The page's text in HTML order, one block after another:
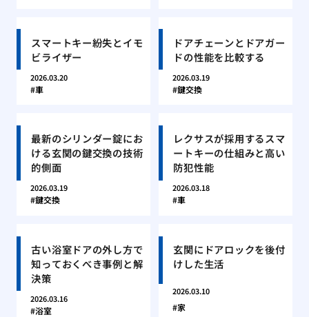
スマートキー紛失とイモ
ビライザー
2026.03.20
車
ドアチェーンとドアガー
ドの性能を比較する
2026.03.19
鍵交換
最新のシリンダー錠にお
ける玄関の鍵交換の技術
的側面
2026.03.19
鍵交換
レクサスが採用するスマ
ートキーの仕組みと高い
防犯性能
2026.03.18
車
古い浴室ドアの外し方で
知っておくべき事例と解
決策
2026.03.16
浴室
玄関にドアロックを後付
けした生活
2026.03.10
家